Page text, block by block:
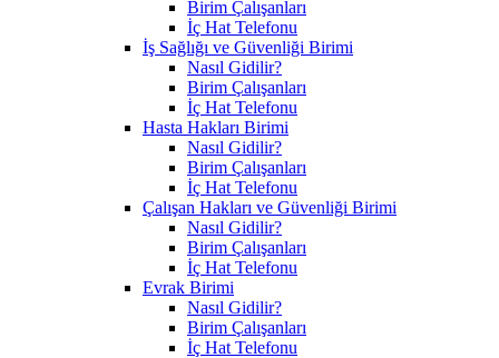
Birim Çalışanları
İç Hat Telefonu
İş Sağlığı ve Güvenliği Birimi
Nasıl Gidilir?
Birim Çalışanları
İç Hat Telefonu
Hasta Hakları Birimi
Nasıl Gidilir?
Birim Çalışanları
İç Hat Telefonu
Çalışan Hakları ve Güvenliği Birimi
Nasıl Gidilir?
Birim Çalışanları
İç Hat Telefonu
Evrak Birimi
Nasıl Gidilir?
Birim Çalışanları
İç Hat Telefonu